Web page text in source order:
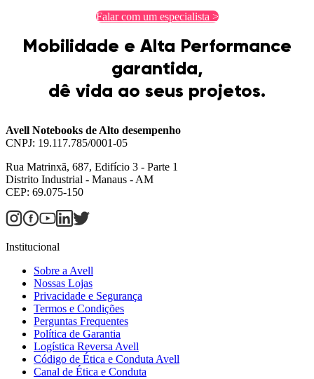
Falar com um especialista >
Mobilidade e Alta Performance
garantida,
dê vida ao seus projetos.
Avell Notebooks de Alto desempenho
CNPJ: 19.117.785/0001-05
Rua Matrinxã, 687, Edifício 3 - Parte 1
Distrito Industrial - Manaus - AM
CEP: 69.075-150
Institucional
Sobre a Avell
Nossas Lojas
Privacidade e Segurança
Termos e Condições
Perguntas Frequentes
Política de Garantia
Logística Reversa Avell
Código de Ética e Conduta Avell
Canal de Ética e Conduta